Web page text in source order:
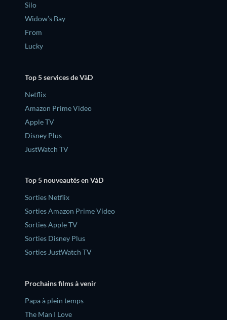
Silo
Widow’s Bay
From
Lucky
Top 5 services de VàD
Netflix
Amazon Prime Video
Apple TV
Disney Plus
JustWatch TV
Top 5 nouveautés en VàD
Sorties Netflix
Sorties Amazon Prime Video
Sorties Apple TV
Sorties Disney Plus
Sorties JustWatch TV
Prochains films à venir
‎Papa à plein temps
The Man I Love